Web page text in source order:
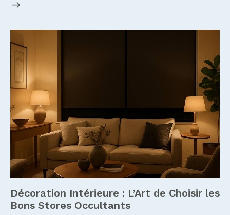
Décoration Intérieure : L’Art de Choisir les
Bons Stores Occultants